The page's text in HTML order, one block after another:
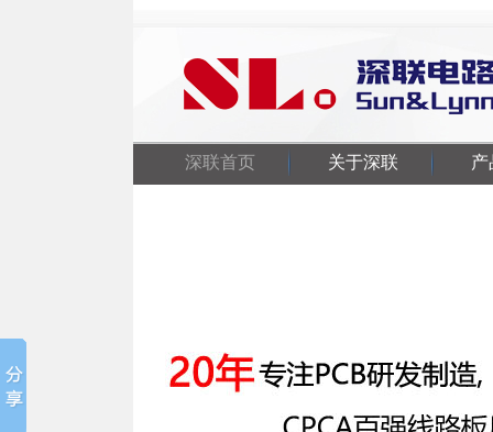
深联首页 关于深联 产